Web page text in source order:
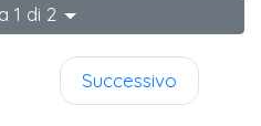
1 di 2
Successivo